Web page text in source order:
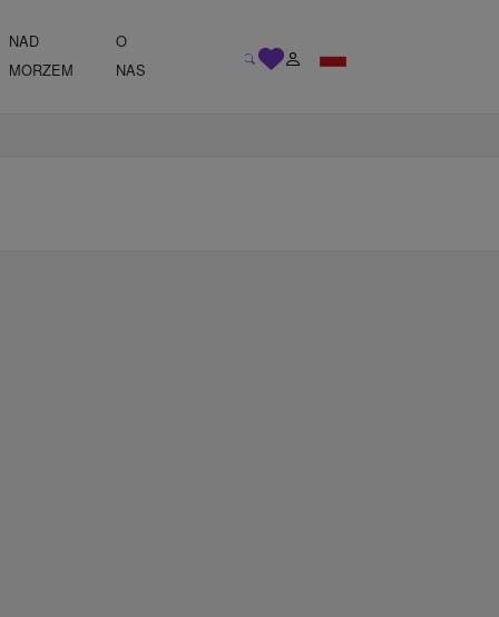
NAD
MORZEM
O
NAS